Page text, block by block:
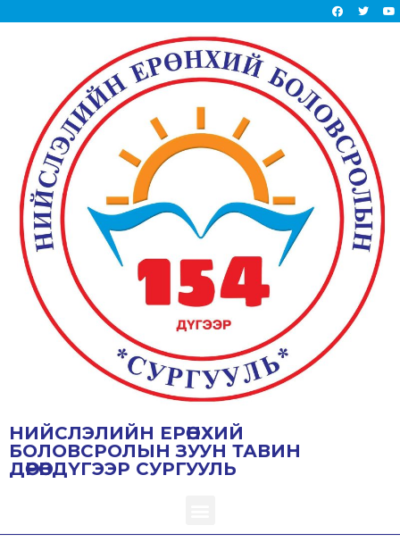
НИЙСЛЭЛИЙН ЕРӨНХИЙ
БОЛОВСРОЛЫН ЗУУН ТАВИН
ДӨРӨВДҮГЭЭР СУРГУУЛЬ